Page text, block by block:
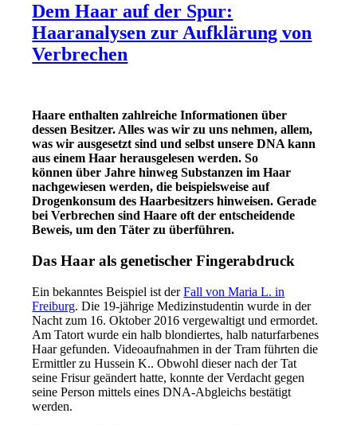
Dem Haar auf der Spur:
Haaranalysen zur Aufklärung von
Verbrechen
Haare enthalten zahlreiche Informationen über
dessen Besitzer. Alles was wir zu uns nehmen, allem,
was wir ausgesetzt sind und selbst unsere DNA kann
aus einem Haar herausgelesen werden. So
können über Jahre hinweg Substanzen im Haar
nachgewiesen werden, die beispielsweise auf
Drogenkonsum des Haarbesitzers hinweisen. Gerade
bei Verbrechen sind Haare oft der entscheidende
Beweis, um den Täter zu überführen.
Das Haar als genetischer Fingerabdruck
Ein bekanntes Beispiel ist derFall von Maria L. in
Freiburg. Die 19-jährige Medizinstudentin wurde in der
Nacht zum 16. Oktober 2016 vergewaltigt und ermordet.
Am Tatort wurde ein halb blondiertes, halb naturfarbenes
Haar gefunden. Videoaufnahmen in der Tram führten die
Ermittler zu Hussein K.. Obwohl dieser nach der Tat
seine Frisur geändert hatte, konnte der Verdacht gegen
seine Person mittels eines DNA-Abgleichs bestätigt
werden.